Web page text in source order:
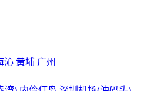
沁 黄埔 广州